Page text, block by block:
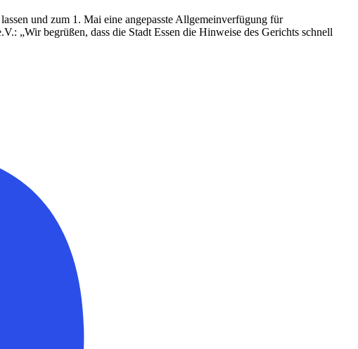
und zum 1. Mai eine angepasste Allgemeinverfügung für
„Wir begrüßen, dass die Stadt Essen die Hinweise des Gerichts schnell